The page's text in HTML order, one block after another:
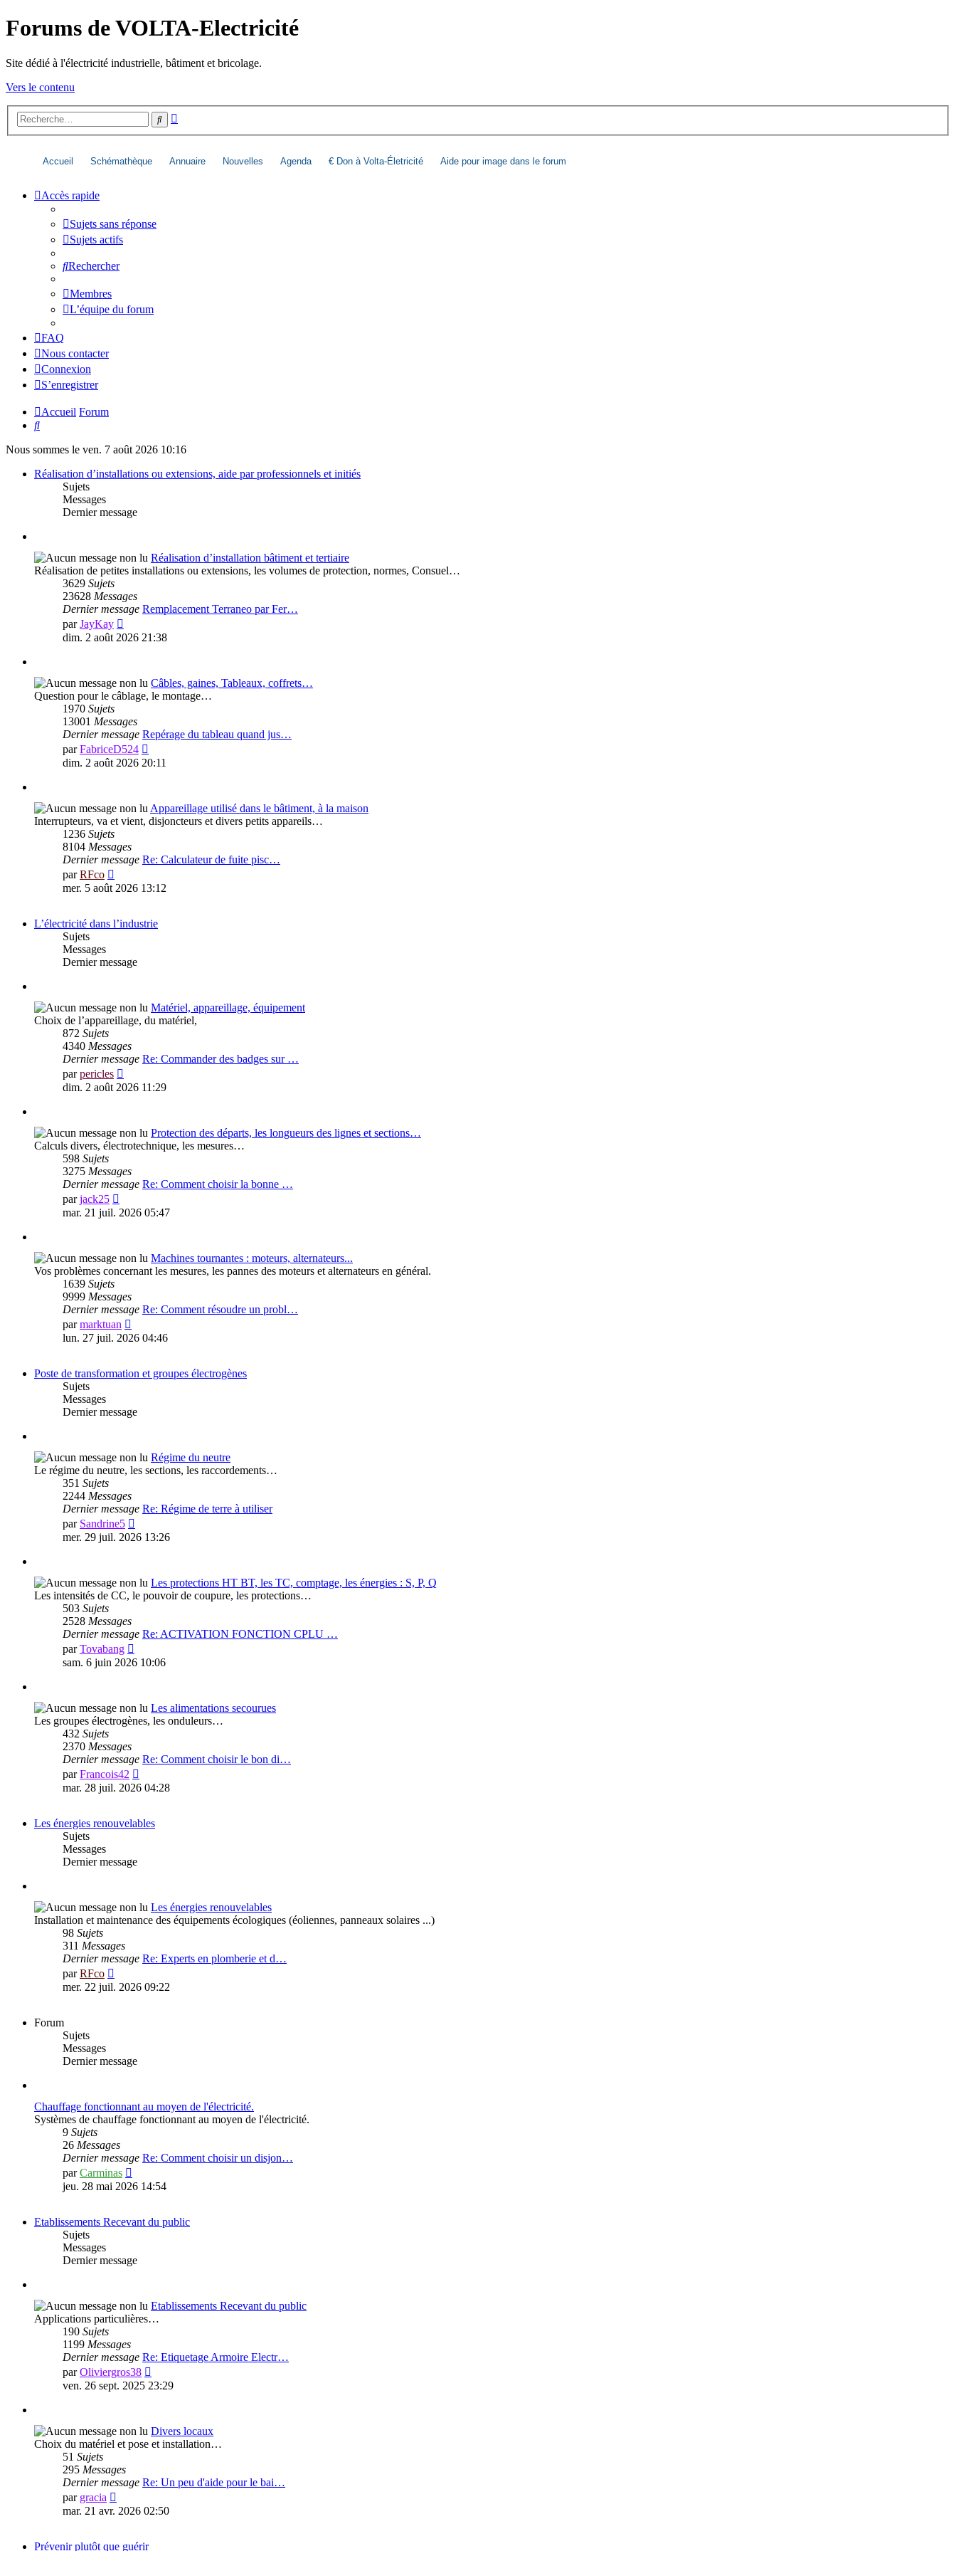
Forums de VOLTA-Electricité
Site dédié à l'électricité industrielle, bâtiment et bricolage.
Vers le contenu
Rechercher
Accueil Schémathèque Annuaire Nouvelles Agenda € Don à Volta-Életricité Aide pour image dans le forum
Accès rapide
Sujets sans réponse
Sujets actifs
Rechercher
Membres
L’équipe du forum
FAQ
Nous contacter
Connexion
S’enregistrer
Accueil Forum
Rechercher
Nous sommes le ven. 7 août 2026 10:16
Réalisation d’installations ou extensions, aide par professionnels et initiés
Sujets
Messages
Dernier message
Réalisation d’installation bâtiment et tertiaire
Réalisation de petites installations ou extensions, les volumes de protection, normes, Consuel…
3629 Sujets
23628 Messages
Dernier message Remplacement Terraneo par Fer…
parJayKay
le
dim. 2 août 2026 21:38
Câbles, gaines, Tableaux, coffrets…
Question pour le câblage, le montage…
1970 Sujets
13001 Messages
Dernier message Repérage du tableau quand jus…
parFabriceD524
le
dim. 2 août 2026 20:11
Appareillage utilisé dans le bâtiment, à la maison
Interrupteurs, va et vient, disjoncteurs et divers petits appareils…
1236 Sujets
8104 Messages
Dernier message Re: Calculateur de fuite pisc…
parRFco
le
mer. 5 août 2026 13:12
L’électricité dans l’industrie
Sujets
Messages
Dernier message
Matériel, appareillage, équipement
Choix de l’appareillage, du matériel,
872 Sujets
4340 Messages
Dernier message Re: Commander des badges sur …
parpericles
le
dim. 2 août 2026 11:29
Protection des départs, les longueurs des lignes et sections…
Calculs divers, électrotechnique, les mesures…
598 Sujets
3275 Messages
Dernier message Re: Comment choisir la bonne …
parjack25
le
mar. 21 juil. 2026 05:47
Machines tournantes : moteurs, alternateurs...
Vos problèmes concernant les mesures, les pannes des moteurs et alternateurs en général.
1639 Sujets
9999 Messages
Dernier message Re: Comment résoudre un probl…
parmarktuan
le
lun. 27 juil. 2026 04:46
Poste de transformation et groupes électrogènes
Sujets
Messages
Dernier message
Régime du neutre
Le régime du neutre, les sections, les raccordements…
351 Sujets
2244 Messages
Dernier message Re: Régime de terre à utiliser
par Sandrine5
le
mer. 29 juil. 2026 13:26
Les protections HT BT, les TC, comptage, les énergies : S, P, Q
Les intensités de CC, le pouvoir de coupure, les protections…
503 Sujets
2528 Messages
Dernier message Re: ACTIVATION FONCTION CPLU …
parTovabang
le
sam. 6 juin 2026 10:06
Les alimentations secourues
Les groupes électrogènes, les onduleurs…
432 Sujets
2370 Messages
Dernier message Re: Comment choisir le bon di…
parFrancois42
le
mar. 28 juil. 2026 04:28
Les énergies renouvelables
Sujets
Messages
Dernier message
Les énergies renouvelables
Installation et maintenance des équipements écologiques (éoliennes, panneaux solaires ...)
98 Sujets
311 Messages
Dernier message Re: Experts en plomberie et d…
parRFco
le
mer. 22 juil. 2026 09:22
Forum
Sujets
Messages
Dernier message
Chauffage fonctionnant au moyen de l'électricité.
Systèmes de chauffage fonctionnant au moyen de l'électricité.
9 Sujets
26 Messages
Dernier message Re: Comment choisir un disjon…
parCarminas
le
jeu. 28 mai 2026 14:54
Etablissements Recevant du public
Sujets
Messages
Dernier message
Etablissements Recevant du public
Applications particulières…
190 Sujets
1199 Messages
Dernier message Re: Etiquetage Armoire Electr…
parOliviergros38
le
ven. 26 sept. 2025 23:29
Divers locaux
Choix du matériel et pose et installation…
51 Sujets
295 Messages
Dernier message Re: Un peu d'aide pour le bai…
par gracia
le
mar. 21 avr. 2026 02:50
Prévenir plutôt que guérir